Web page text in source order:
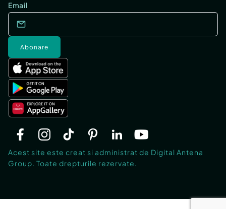
Email
Abonare
Acest site este creat si administrat de Digital Antena
Group. Toate drepturile rezervate.